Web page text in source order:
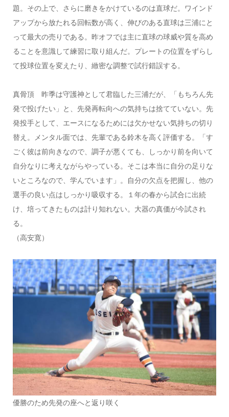
題。その上で、さらに磨きをかけているのは直球だ。ワインド
アップから放たれる回転数が高く、伸びのある直球は三浦にと
って最大の売りである。昨オフでは主に直球の球威や質を高め
ることを意識して練習に取り組んだ。プレートの位置をずらし
て投球位置を変えたり、緻密な調整で試行錯誤する。
真骨頂昨季は守護神として君臨した三浦だが、「もちろん先
発で投げたい」と、先発再転向への気持ちは捨てていない。先
発投手として、エースになるためには欠かせない気持ちの切り
替え。メンタル面では、先輩である鈴木を高く評価する。「す
ごく彼は前向きなので、調子が悪くても、しっかり前を向いて
自分なりに考えながらやっている。そこは本当に自分の足りな
いところなので、学んでいます」。自分の欠点を把握し、他の
選手の良い点はしっかり吸収する。１年の春から試合に出続
け、培ってきたものは計り知れない。大器の真価が今試され
る。
（高安寛）
優勝のため先発の座へと返り咲く